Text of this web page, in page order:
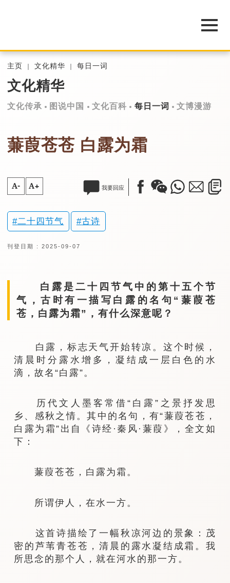
主页 文化精华 每日一词
文化精华
文化传承 图说中国 文化百科 每日一词 文博漫游
蒹葭苍苍 白露为霜
A- A+ 我要回应
二十四节气 古诗
刊登日期 : 2025-09-07
白露是二十四节气中的第十五个节
气，古时有一描写白露的名句“蒹葭苍
苍，白露为霜”，有什么深意呢？
白露，标志天气开始转凉。这个时候，
清晨时分露水增多，凝结成一层白色的水
滴，故名“白露”。
历代文人墨客常借“白露”之景抒发思
乡、感秋之情。其中的名句，有“蒹葭苍苍，
白露为霜”出自《诗经·秦风·蒹葭》，全文如
下：
蒹葭苍苍，白露为霜。
所谓伊人，在水一方。
这首诗描绘了一幅秋凉河边的景象：茂
密的芦苇青苍苍，清晨的露水凝结成霜。我
所思念的那个人，就在河水的那一方。